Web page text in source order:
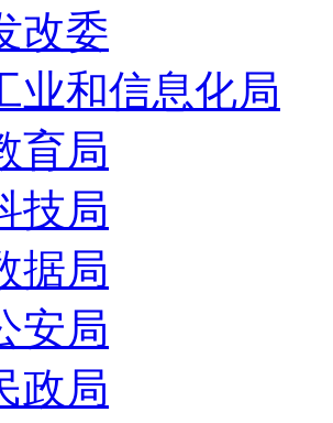
改委
业和信息化局
育局
技局
据局
安局
政局